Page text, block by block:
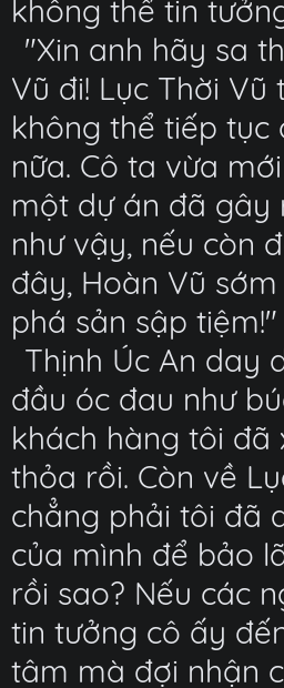
không thể tin
"Xin anh hãy sa
Vũ đi! Lục Thời Vũ
không thể tiếp tục
nữa. Cô ta vừa
một dự án đã gây
như vậy, nếu còn
đây, Hoàn Vũ
phá sản sập tiệm!"
Thịnh Úc An day
đầu óc đau như
khách hàng tôi đã
thỏa rồi. Còn về
chẳng phải tôi đã
của mình để bảo
rồi sao? Nếu các
tin tưởng cô ấy
tâm mà đợi nhận